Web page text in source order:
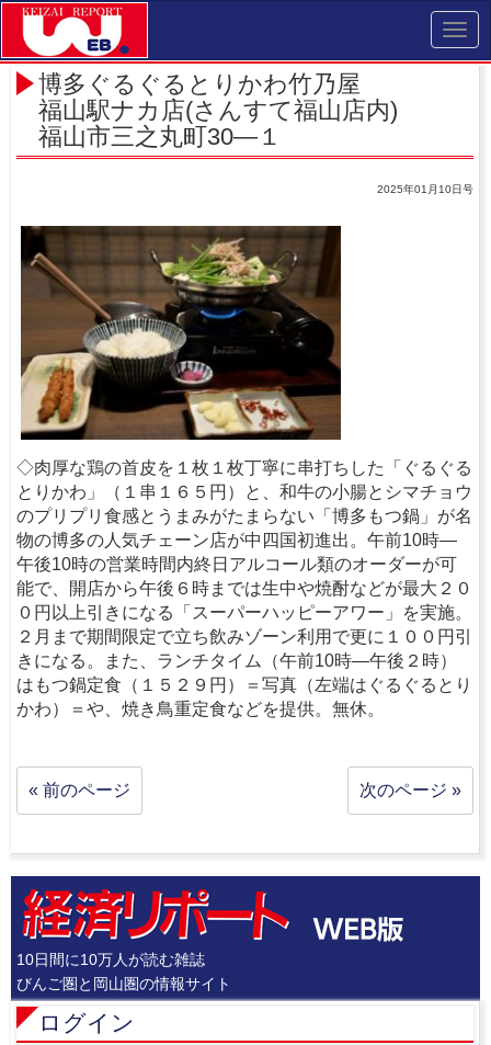
博多ぐるぐるとりかわ竹乃屋
福山駅ナカ店(さんすて福山店内)
福山市三之丸町30―１
2025年01月10日号
◇肉厚な鶏の首皮を１枚１枚丁寧に串打ちした「ぐるぐる
とりかわ」（１串１６５円）と、和牛の小腸とシマチョウ
のプリプリ食感とうまみがたまらない「博多もつ鍋」が名
物の博多の人気チェーン店が中四国初進出。午前10時―
午後10時の営業時間内終日アルコール類のオーダーが可
能で、開店から午後６時までは生中や焼酎などが最大２０
０円以上引きになる「スーパーハッピーアワー」を実施。
２月まで期間限定で立ち飲みゾーン利用で更に１００円引
きになる。また、ランチタイム（午前10時―午後２時）
はもつ鍋定食（１５２９円）＝写真（左端はぐるぐるとり
かわ）＝や、焼き鳥重定食などを提供。無休。
« 前のページ 次のページ »
10日間に10万人が読む雑誌
びんご圏と岡山圏の情報サイト
ログイン